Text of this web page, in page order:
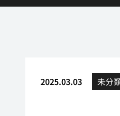
2025.03.03 未分